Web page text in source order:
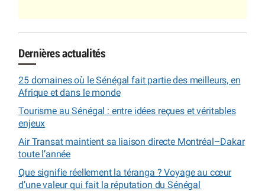
Dernières actualités
25 domaines où le Sénégal fait partie des meilleurs, en
Afrique et dans le monde
Tourisme au Sénégal : entre idées reçues et véritables
enjeux
Air Transat maintient sa liaison directe Montréal–Dakar
toute l’année
Que signifie réellement la téranga ? Voyage au cœur
d’une valeur qui fait la réputation du Sénégal